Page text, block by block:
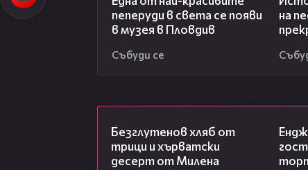
пеперуди в света се появи
в музея в Пловдив
Събуди се
на
Безглутенов хляб от
трици и хърватски
десерт от Милена